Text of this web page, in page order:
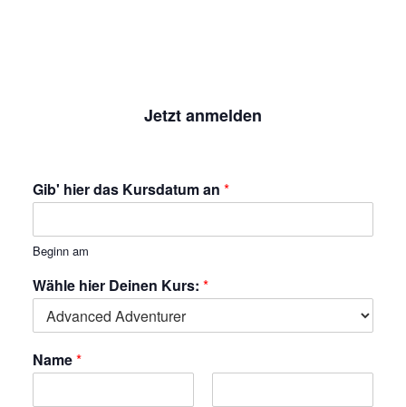
Jetzt anmelden
Gib' hier das Kursdatum an *
Beginn am
Wähle hier Deinen Kurs: *
Name*